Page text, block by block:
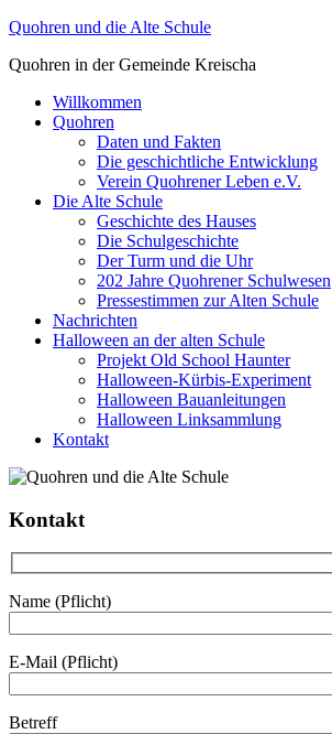
Zum
springen
Quohren und die Alte Schule
Quohren in der Gemeinde Kreischa
Willkommen
Quohren
Daten und Fakten
Die geschichtliche Entwicklung
Verein Quohrener Leben e.V.
Die Alte Schule
Geschichte des Hauses
Die Schulgeschichte
Der Turm und die Uhr
202 Jahre Quohrener Schulwesen
Pressestimmen zur Alten Schule
Nachrichten
Halloween an der alten Schule
Projekt Old School Haunter
Halloween-Kürbis-Experiment
Halloween Bauanleitungen
Halloween Linksammlung
Kontakt
Kontakt
Name (Pflicht)
E-Mail (Pflicht)
Betreff